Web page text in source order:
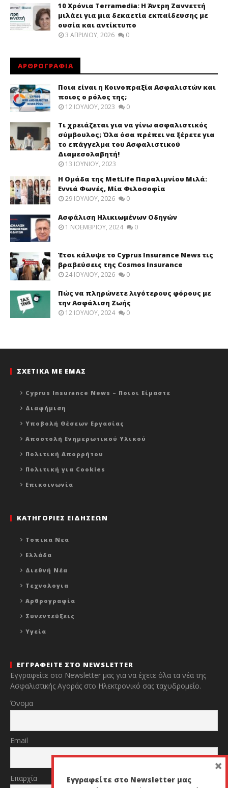
10 Χρόνια Terramedia: Η Άντρη Ζαννεττή
μιλάει για μια δεκαετία εκπαίδευσης με
ουσία και αντίκτυπο
3 ΑΠΡΙΛΊΟΥ, 2026 0
ΑΡΘΡΟΓΡΑΦΙΑ
Ποια είναι η Κοινοπραξία Ασφαλιστών και
ποιος ο ρόλος της;
12 ΙΟΥΛΊΟΥ, 2023 0
Τι χρειάζεται για να γίνω ασφαλιστικός
σύμβουλος; Όλα όσα πρέπει να ξέρετε για
το επάγγελμα του Ασφαλιστικού
Διαμεσολαβητή!
13 ΙΟΥΝΊΟΥ, 2023
Η Ομάδα της MetLife Παραλιμνίου Μιλά:
Εννιά Φωνές, Μία Φιλοσοφία
29 ΙΟΥΛΊΟΥ, 2026 0
Ασφάλιση Ηλικιωμένων Οδηγών
1 ΝΟΕΜΒΡΊΟΥ, 2024 0
Έτσι κάλυψε το Cyprus Insurance News τις
βραβεύσεις της Cosmos Insurance
24 ΙΟΥΛΊΟΥ, 2026 0
Πώς να πληρώνετε λιγότερους φόρους με
την Ασφάλιση Ζωής
12 ΙΟΥΛΊΟΥ, 2024 0
ΣΧΕΤΙΚΑ ΜΕ ΕΜΑΣ
Cyprus Insurance News – Ποιοι Είμαστε
Διαφήμιση
Υποβολή Θέσεων Εργασίας
Αποστολή Ενημερωτικού Υλικού
Πολιτική Απορρήτου
Πολιτική για Cookies
Επικοινωνία
ΚΑΤΗΓΟΡΙΕΣ ΕΙΔΗΣΕΩΝ
Τοπικα Νεα
Ελλάδα
Διεθνή Νέα
Τεχνολογια
Αρθρογραφία
Συνεντεύξεις
Υγεία
ΕΓΓΡΑΦΕΙΤΕ ΣΤΟ NEWSLETTER
Εγγραφείτε στο Newsletter μας για να έχετε όλα τα νέα της
Ασφαλιστικής Αγοράς στο Ηλεκτρονικό σας ταχυδρομείο.
Όνομα
Email
Επαρχία
Εγγραφείτε στο Newsletter μας
×